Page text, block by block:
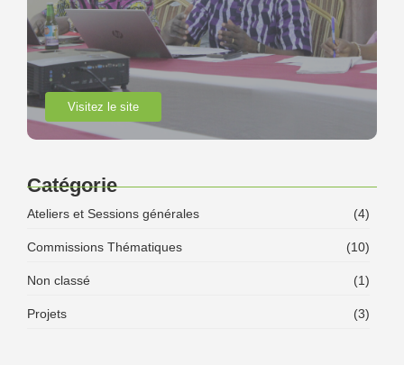
Visitez le site
Catégorie
Ateliers et Sessions générales (4)
Commissions Thématiques (10)
Non classé (1)
Projets (3)